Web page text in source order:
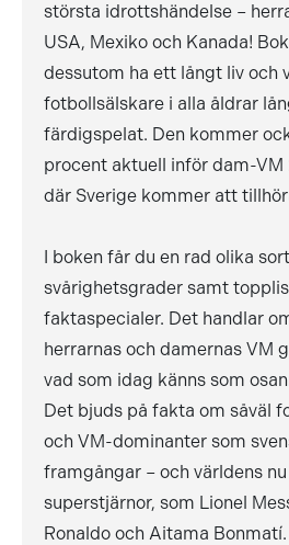
största idrottshändelse –
USA, Mexiko och Kanada!
dessutom ha ett långt liv och
fotbollsälskare i alla åldrar
färdigspelat. Den kommer
procent aktuell inför dam-VM
där Sverige kommer att
I boken får du en rad olika
svårighetsgrader samt
faktaspecialer. Det handlar
herrarnas och damernas VM
vad som idag känns som
Det bjuds på fakta om såväl
och VM-dominanter som
framgångar – och världens
superstjärnor, som Lionel
Ronaldo och Aitama